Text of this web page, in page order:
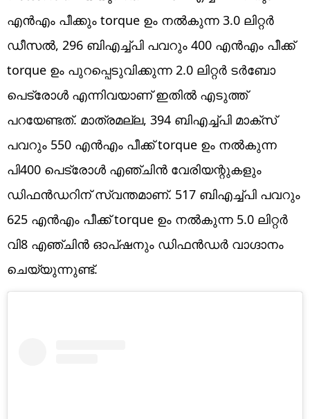
എന്‍എം പീക്കും torque ഉം നല്‍കുന്ന 3.0 ലിറ്റര്‍
ഡീസല്‍, 296 ബിഎച്ച്പി പവറും 400 എന്‍എം പീക്ക്
torque ഉം പുറപ്പെടുവിക്കുന്ന 2.0 ലിറ്റര്‍ ടര്‍ബോ
പെട്രോള്‍ എന്നിവയാണ് ഇതില്‍ എടുത്ത്
പറയേണ്ടത്. മാത്രമല്ല, 394 ബിഎച്ച്പി മാക്‌സ്
പവറും 550 എന്‍എം പീക്ക് torque ഉം നല്‍കുന്ന
പി400 പെട്രോള്‍ എഞ്ചിന്‍ വേരിയന്റുകളും
ഡിഫന്‍ഡറിന് സ്വന്തമാണ്. 517 ബിഎച്ച്പി പവറും
625 എന്‍എം പീക്ക് torque ഉം നല്‍കുന്ന 5.0 ലിറ്റര്‍
വി8 എഞ്ചിന്‍ ഓപ്ഷനും ഡിഫന്‍ഡര്‍ വാഗ്ദാനം
ചെയ്യുന്നുണ്ട്.